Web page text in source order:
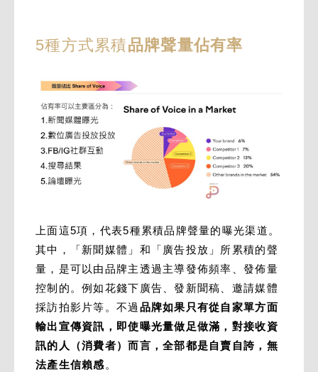
5種方式累積品牌聲量佔有率
上面這5項，代表5種累積品牌聲量的曝光渠道。
其中，「新聞媒體」和「廣告投放」所累積的聲
量，是可以由品牌主透過主導發佈頻率、發佈量
控制的。例如花錢下廣告、發新聞稿、邀請媒體
採訪拍影片等。不過 品牌如果只有從自家單方面
輸出宣傳資訊，即使曝光量做足做滿，對接收資
訊的人（消費者）而言，全部都是自賣自誇，無
法產生信賴感 。